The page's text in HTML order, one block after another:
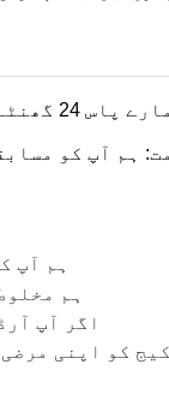
والی ایک شاندار ٹیم ہے۔
ہم آپ کو
ہم آپ
ہم
اگر آپ
کو اپنی